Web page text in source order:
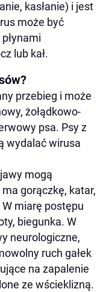
kasłanie) i jest
może być
lub kał.
przebieg i może
żołądkowo-
psa. Psy z
wydalać wirusa
mogą
gorączkę, katar,
miarę postępu
biegunka. W
neurologiczne,
ruch gałek
na zapalenie
ze wścieklizną.